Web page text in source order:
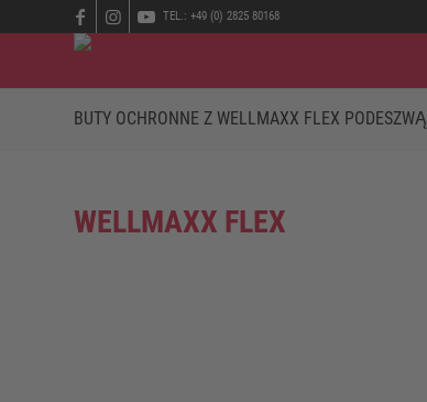
TEL.: +49 (0) 2825 80168
BUTY OCHRONNE Z WELLMAXX FLEX PODESZWĄ
WELLMAXX FLEX